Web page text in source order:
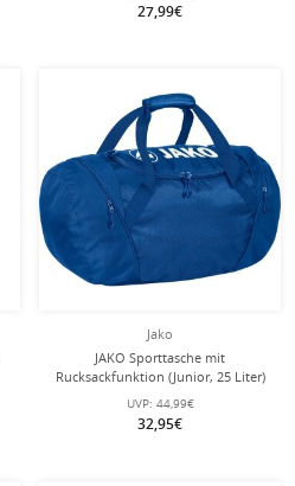
27,99€
Jako
JAKO Sporttasche mit
Rucksackfunktion (Junior, 25 Liter)
royalblau
UVP: 44,99€
32,95€